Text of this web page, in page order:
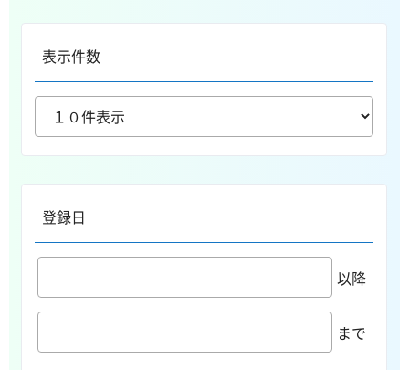
表示件数
登録日
以降
まで